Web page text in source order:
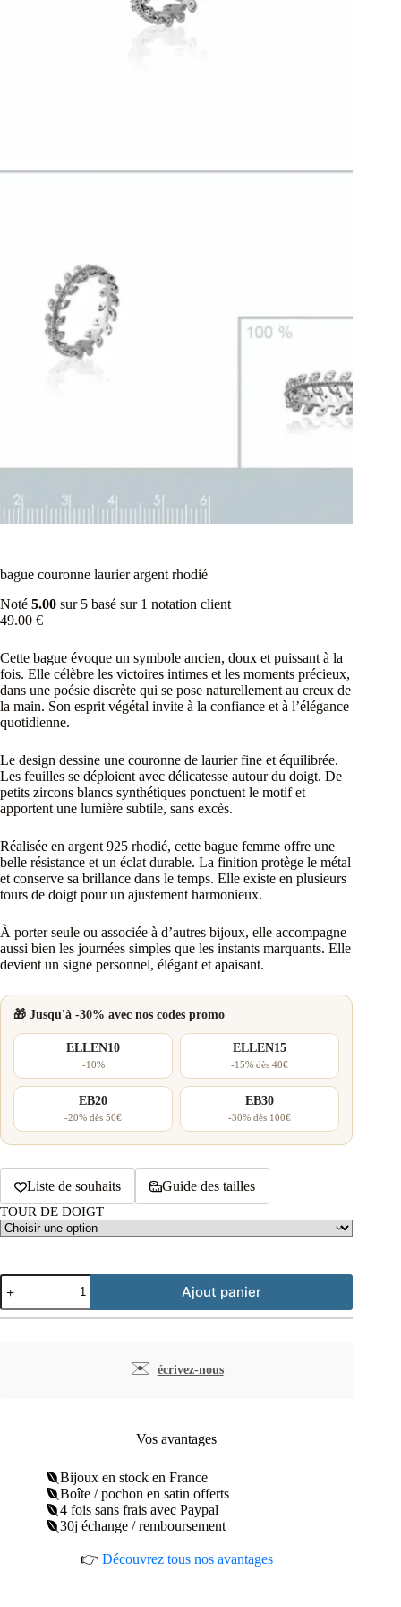
bague couronne laurier argent rhodié
Noté 5.00 sur 5 basé sur 1 notation client
49.00 €
Cette bague évoque un symbole ancien, doux et puissant à la
fois. Elle célèbre les victoires intimes et les moments précieux,
dans une poésie discrète qui se pose naturellement au creux de
la main. Son esprit végétal invite à la confiance et à l’élégance
quotidienne.
Le design dessine une couronne de laurier fine et équilibrée.
Les feuilles se déploient avec délicatesse autour du doigt. De
petits zircons blancs synthétiques ponctuent le motif et
apportent une lumière subtile, sans excès.
Réalisée en argent 925 rhodié, cette bague femme offre une
belle résistance et un éclat durable. La finition protège le métal
et conserve sa brillance dans le temps. Elle existe en plusieurs
tours de doigt pour un ajustement harmonieux.
À porter seule ou associée à d’autres bijoux, elle accompagne
aussi bien les journées simples que les instants marquants. Elle
devient un signe personnel, élégant et apaisant.
🎁 Jusqu'à -30% avec nos codes promo
ELLEN10
-10%
ELLEN15
-15% dès 40€
EB20
-20% dès 50€
EB30
-30% dès 100€
Liste de souhaits Guide des tailles
TOUR DE DOIGT
quantité
de
bague
Ajout panier
✉️ écrivez-nous
Vos avantages
Bijoux en stock en France
Boîte / pochon en satin offerts
4 fois sans frais avec Paypal
30j échange / remboursement
👉 Découvrez tous nos avantages